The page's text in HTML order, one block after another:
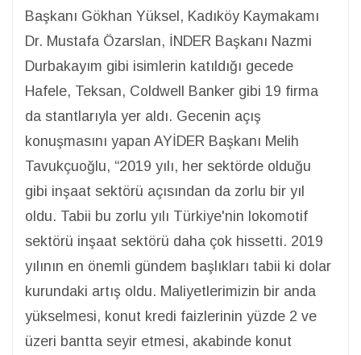
Başkanı Gökhan Yüksel, Kadıköy Kaymakamı
Dr. Mustafa Özarslan, İNDER Başkanı Nazmi
Durbakayım gibi isimlerin katıldığı gecede
Hafele, Teksan, Coldwell Banker gibi 19 firma
da stantlarıyla yer aldı. Gecenin açış
konuşmasını yapan AYİDER Başkanı Melih
Tavukçuoğlu, “2019 yılı, her sektörde olduğu
gibi inşaat sektörü açısından da zorlu bir yıl
oldu. Tabii bu zorlu yılı Türkiye'nin lokomotif
sektörü inşaat sektörü daha çok hissetti. 2019
yılının en önemli gündem başlıkları tabii ki dolar
kurundaki artış oldu. Maliyetlerimizin bir anda
yükselmesi, konut kredi faizlerinin yüzde 2 ve
üzeri bantta seyir etmesi, akabinde konut